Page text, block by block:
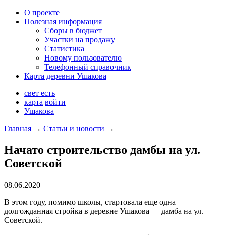
О проекте
Полезная информация
Сборы в бюджет
Участки на продажу
Статистика
Новому пользователю
Телефонный справочник
Карта деревни Ушакова
свет есть
карта войти
Ушакова
Главная → Статьи и новости →
Начато строительство дамбы на ул.
Советской
08.06.2020
В этом году, помимо школы, стартовала еще одна
долгожданная стройка в деревне Ушакова — дамба на ул.
Советской.